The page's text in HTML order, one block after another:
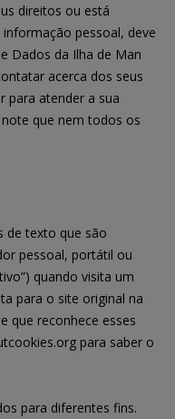
direitos ou está
pessoal, deve
Dados da Ilha de Man
acerca dos seus
para atender a sua
que nem todos os
de texto que são
pessoal, portátil ou
quando visita um
para o site original na
que reconhece esses
para saber o
para diferentes fins.